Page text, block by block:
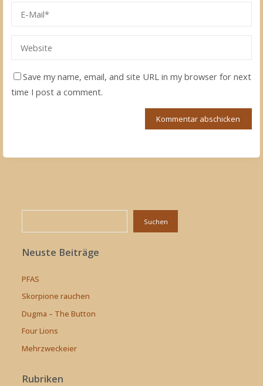
Save my name, email, and site URL in my browser for next
time I post a comment.
Suchen
Neuste Beiträge
PFAS
Skorpione rauchen
Dugma – The Button
Four Lions
Mehrzweckeier
Rubriken